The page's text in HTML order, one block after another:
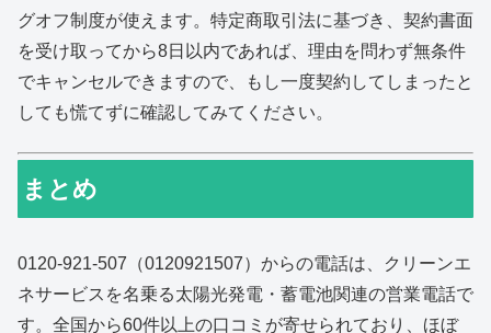
グオフ制度が使えます。特定商取引法に基づき、契約書面
を受け取ってから8日以内であれば、理由を問わず無条件
でキャンセルできますので、もし一度契約してしまったと
しても慌てずに確認してみてください。
まとめ
0120-921-507（0120921507）からの電話は、クリーンエ
ネサービスを名乗る太陽光発電・蓄電池関連の営業電話で
す。全国から60件以上の口コミが寄せられており、ほぼ